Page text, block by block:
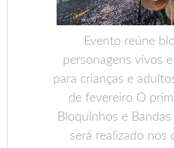
Evento reúne
personagens vivos
para crianças e
de fevereiro O
Bloquinhos e
será realizado nos